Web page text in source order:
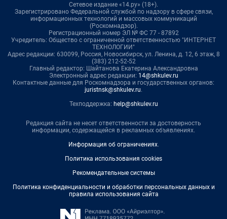
Сетевое издание «14.ру» (18+).
Зарегистрировано Федеральной службой по надзору в сфере связи,
информационных технологий и массовых коммуникаций
(Роскомнадзор).
Регистрационный номер ЭЛ № ФС 77 - 87892
Учредитель: Общество с ограниченной ответственностью "ИНТЕРНЕТ
ТЕХНОЛОГИИ"
Адрес редакции: 630099, Россия, Новосибирск, ул. Ленина, д. 12, 6 этаж, 8
(383) 212-52-52
Главный редактор: Шайтанова Екатерина Александровна
Электронный адрес редакции: 14@shkulev.ru
Контактные данные для Роскомнадзора и государственных органов:
juristnsk@shkulev.ru.
Техподдержка: help@shkulev.ru
Редакция сайта не несет ответственности за достоверность
информации, содержащейся в рекламных объявлениях.
Информация об ограничениях.
Политика использования cookies
Рекомендательные системы
Политика конфиденциальности и обработки персональных данных и
правила использования сайта